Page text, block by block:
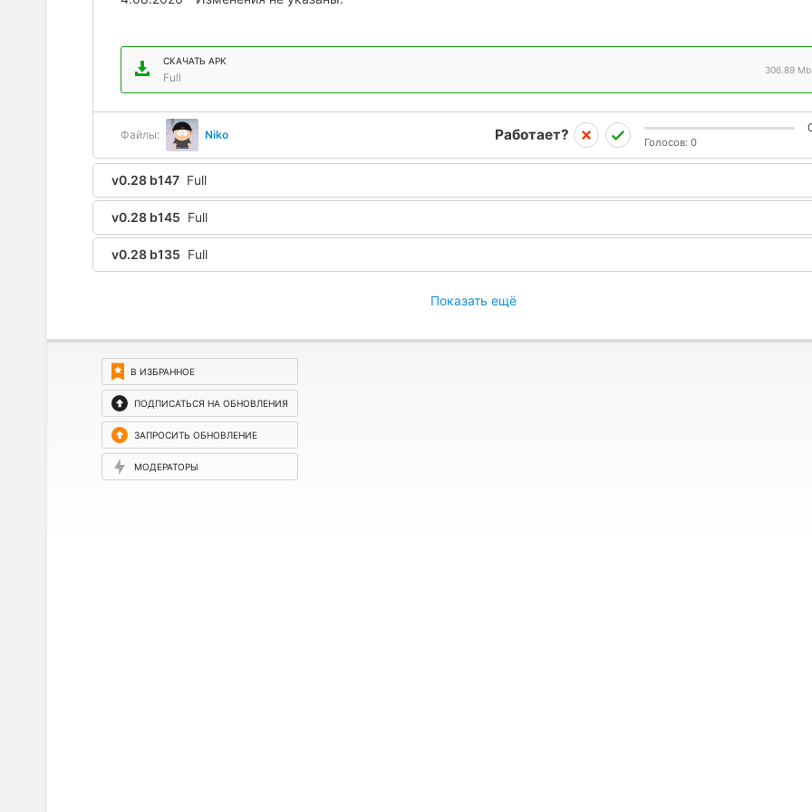
СКАЧАТЬ APK
Full
306.89 Mb
Файлы: Niko Работает? Голосов: 0
v0.28 b147 Full
v0.28 b145 Full
v0.28 b135 Full
Показать ещё
В ИЗБРАННОЕ
ПОДПИСАТЬСЯ НА ОБНОВЛЕНИЯ
ЗАПРОСИТЬ ОБНОВЛЕНИЕ
МОДЕРАТОРЫ